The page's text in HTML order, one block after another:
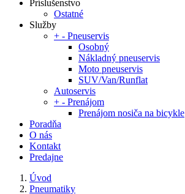
Príslušenstvo
Ostatné
Služby
+ - Pneuservis
Osobný
Nákladný pneuservis
Moto pneuservis
SUV/Van/Runflat
Autoservis
+ - Prenájom
Prenájom nosiča na bicykle
Poradňa
O nás
Kontakt
Predajne
Úvod
Pneumatiky